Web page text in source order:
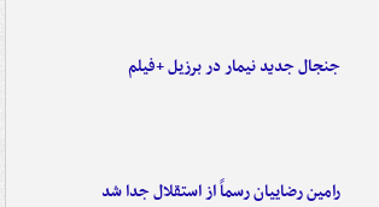
جنجال جدید نیمار در برزیل +فیلم
رامین رضاییان رسماً از استقلال جدا شد